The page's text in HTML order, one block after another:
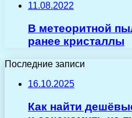
11.08.2022
В метеоритной
ранее кристаллы
Последние записи
16.10.2025
Как найти